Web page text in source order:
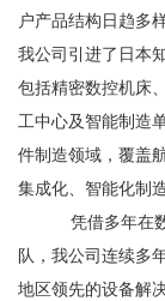
户产品结构日趋多
我公司引进了日本
包括精密数控机床
工中心及智能制造
件制造领域，覆盖
集成化、智能化制造
凭借多年在
队，我公司连续多
地区领先的设备解